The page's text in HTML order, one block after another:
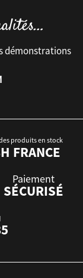
démonstrations
produits en stock
FRANCE
Paiement
SÉCURISÉ